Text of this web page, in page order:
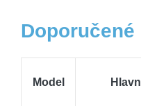
Model